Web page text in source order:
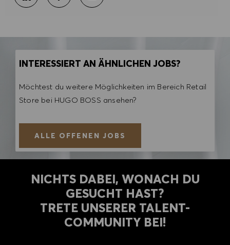
INTERESSIERT AN ÄHNLICHEN JOBS?
Möchtest du weitere Möglichkeiten im Bereich Retail
Store bei HUGO BOSS ansehen?
ALLE OFFENEN JOBS
NICHTS DABEI, WONACH DU
GESUCHT HAST?
TRETE UNSERER TALENT-
COMMUNITY BEI!